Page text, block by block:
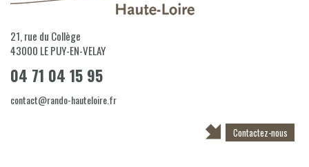
21, rue du Collège
43000 LE PUY-EN-VELAY
04 71 04 15 95
contact@rando-hauteloire.fr
Contactez-nous